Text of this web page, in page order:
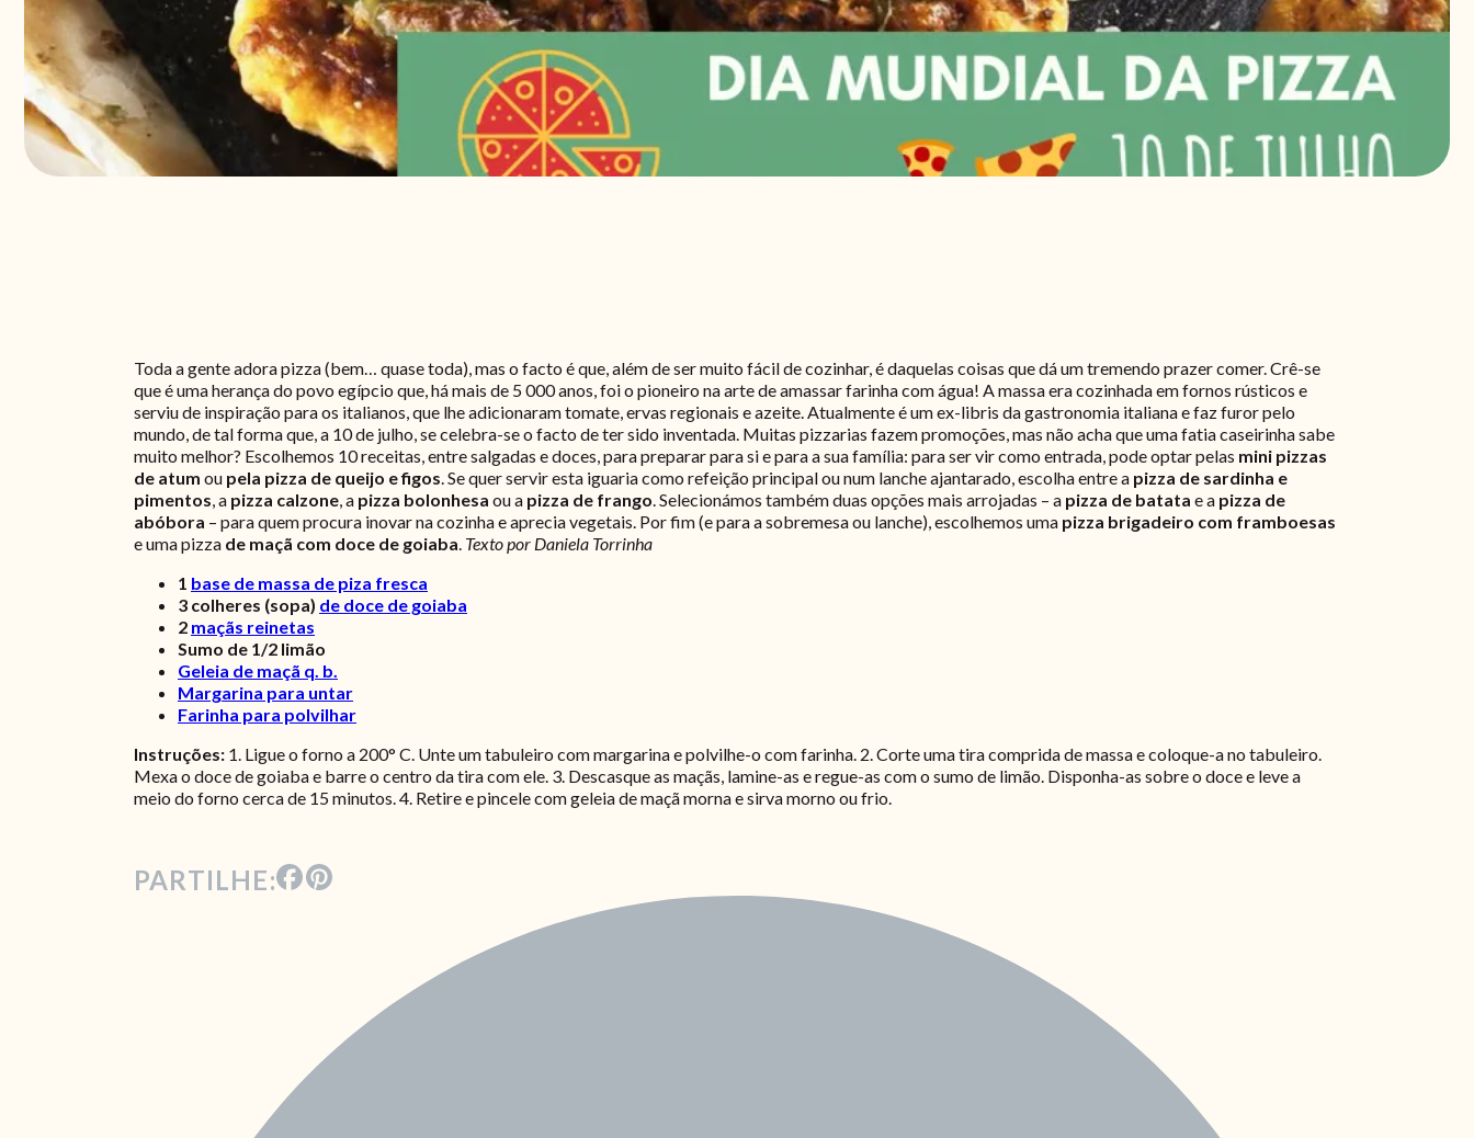
Toda a gente adora pizza (bem… quase toda), mas o facto é que, além de ser muito fácil de cozinhar, é daquelas coisas que dá um tremendo prazer comer. Crê-se
que é uma herança do povo egípcio que, há mais de 5 000 anos, foi o pioneiro na arte de amassar farinha com água! A massa era cozinhada em fornos rústicos e
serviu de inspiração para os italianos, que lhe adicionaram tomate, ervas regionais e azeite. Atualmente é um ex-libris da gastronomia italiana e faz furor pelo
mundo, de tal forma que, a 10 de julho, se celebra-se o facto de ter sido inventada. Muitas pizzarias fazem promoções, mas não acha que uma fatia caseirinha sabe
muito melhor? Escolhemos 10 receitas, entre salgadas e doces, para preparar para si e para a sua família: para ser vir como entrada, pode optar pelas mini pizzas
de atum ou pela pizza de queijo e figos . Se quer servir esta iguaria como refeição principal ou num lanche ajantarado, escolha entre a pizza de sardinha e
pimentos , a pizza calzone , a pizza bolonhesa ou a pizza de frango . Selecionámos também duas opções mais arrojadas – a pizza de batata e a pizza de
abóbora – para quem procura inovar na cozinha e aprecia vegetais. Por fim (e para a sobremesa ou lanche), escolhemos uma pizza brigadeiro com framboesas
e uma pizza de maçã com doce de goiaba Texto por Daniela Torrinha
1 base de massa de piza fresca
3 colheres (sopa) de doce de goiaba
2 maçãs reinetas
Sumo de 1/2 limão
Geleia de maçã q. b.
Margarina para untar
Farinha para polvilhar
Instruções: 1. Ligue o forno a 200° C. Unte um tabuleiro com margarina e polvilhe-o com farinha. 2. Corte uma tira comprida de massa e coloque-a no tabuleiro.
Mexa o doce de goiaba e barre o centro da tira com ele. 3. Descasque as maçãs, lamine-as e regue-as com o sumo de limão. Disponha-as sobre o doce e leve a
meio do forno cerca de 15 minutos. 4. Retire e pincele com geleia de maçã morna e sirva morno ou frio.
PARTILHE: